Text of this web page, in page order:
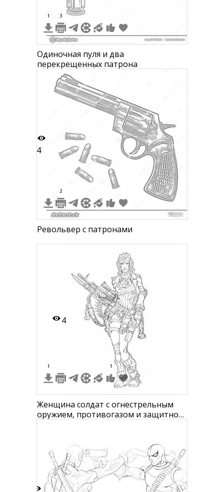
1 3
Одиночная пуля и два
перекрещенных патрона
4
2
Револьвер с патронами
4
1 1
Женщина солдат с огнестрельным
оружием, противогазом и защитной
сумка и дополнительные патроны,
шлем с очками.